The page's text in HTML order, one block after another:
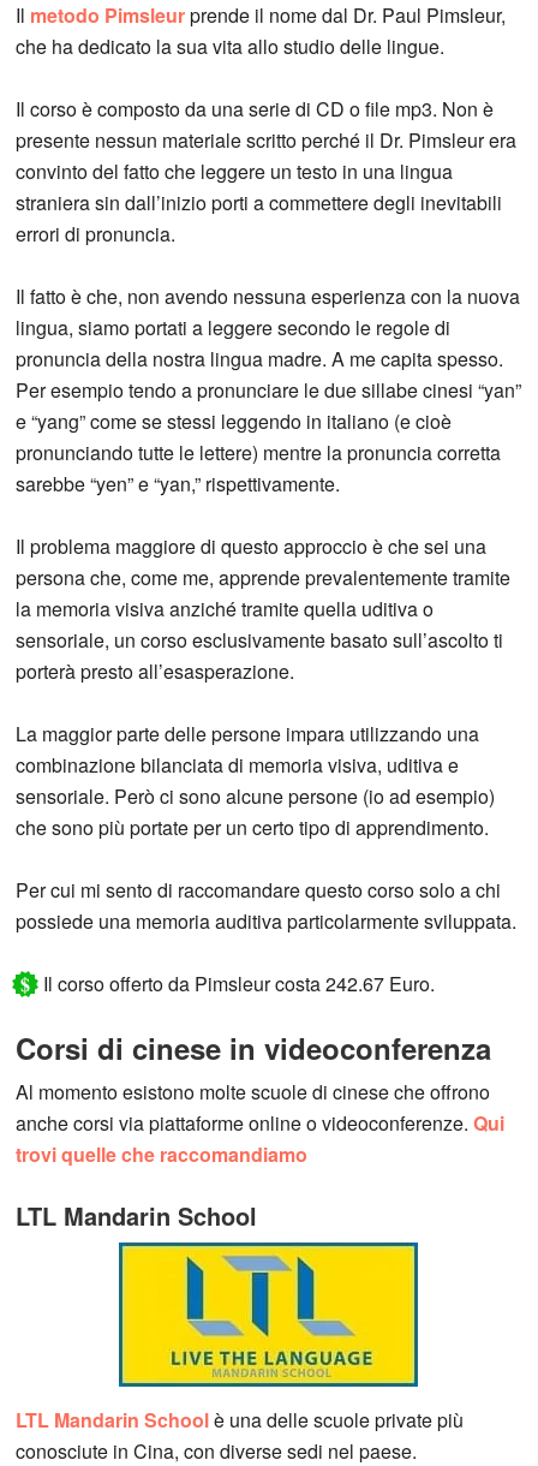
Il metodo Pimsleurprende il nome dal Dr. Paul Pimsleur,
che ha dedicato la sua vita allo studio delle lingue.
Il corso è composto da una serie di CD o file mp3. Non è
presente nessun materiale scritto perché il Dr. Pimsleur era
convinto del fatto che leggere un testo in una lingua
straniera sin dall’inizio porti a commettere degli inevitabili
errori di pronuncia.
Il fatto è che, non avendo nessuna esperienza con la nuova
lingua, siamo portati a leggere secondo le regole di
pronuncia della nostra lingua madre. A me capita spesso.
Per esempio tendo a pronunciare le due sillabe cinesi “yan”
e “yang” come se stessi leggendo in italiano (e cioè
pronunciando tutte le lettere) mentre la pronuncia corretta
sarebbe “yen” e “yan,” rispettivamente.
Il problema maggiore di questo approccio è che sei una
persona che, come me, apprende prevalentemente tramite
la memoria visiva anziché tramite quella uditiva o
sensoriale, un corso esclusivamente basato sull’ascolto ti
porterà presto all’esasperazione.
La maggior parte delle persone impara utilizzando una
combinazione bilanciata di memoria visiva, uditiva e
sensoriale. Però ci sono alcune persone (io ad esempio)
che sono più portate per un certo tipo di apprendimento.
Per cui mi sento di raccomandare questo corso solo a chi
possiede una memoria auditiva particolarmente sviluppata.
$ Il corso offerto da Pimsleur costa 242.67 Euro.
Corsi di cinese in videoconferenza
Al momento esistono molte scuole di cinese che offrono
anche corsi via piattaforme online o videoconferenze.Qui
trovi quelle che raccomandiamo
LTL Mandarin School
LTL Mandarin Schoolè una delle scuole private più
conosciute in Cina, con diverse sedi nel paese.